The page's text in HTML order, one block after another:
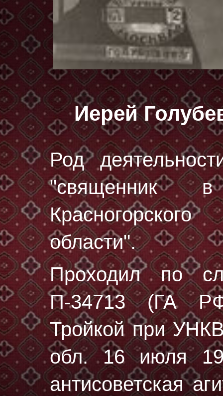
Иерей
Род
"священник
области".
Проходил по
П-34713 (ГА
Тройкой при
обл. 16 июля
антисоветская